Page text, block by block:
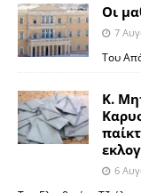
Οι
7
Του
Κ.
6